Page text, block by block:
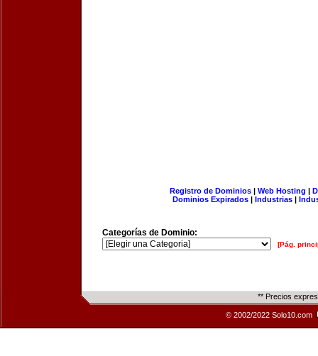
Registro de Dominios| Web Hosting |
Dominios Expirados | Industrias |
Categorías de Dominio:
[Pág.
** Precios
© 2002/2022 Solo10.com